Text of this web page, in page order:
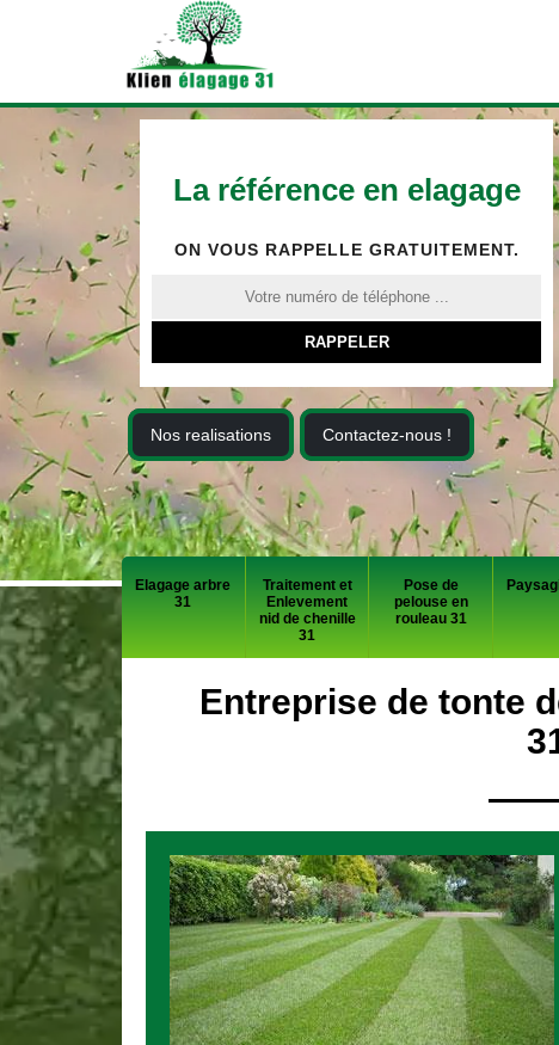
La référence en elagage
ON VOUS RAPPELLE GRATUITEMENT.
Nos realisations Contactez-nous !
Elagage arbre
31
Traitement et
Enlevement
nid de chenille
31
Pose de
pelouse en
rouleau 31
Entreprise de tonte